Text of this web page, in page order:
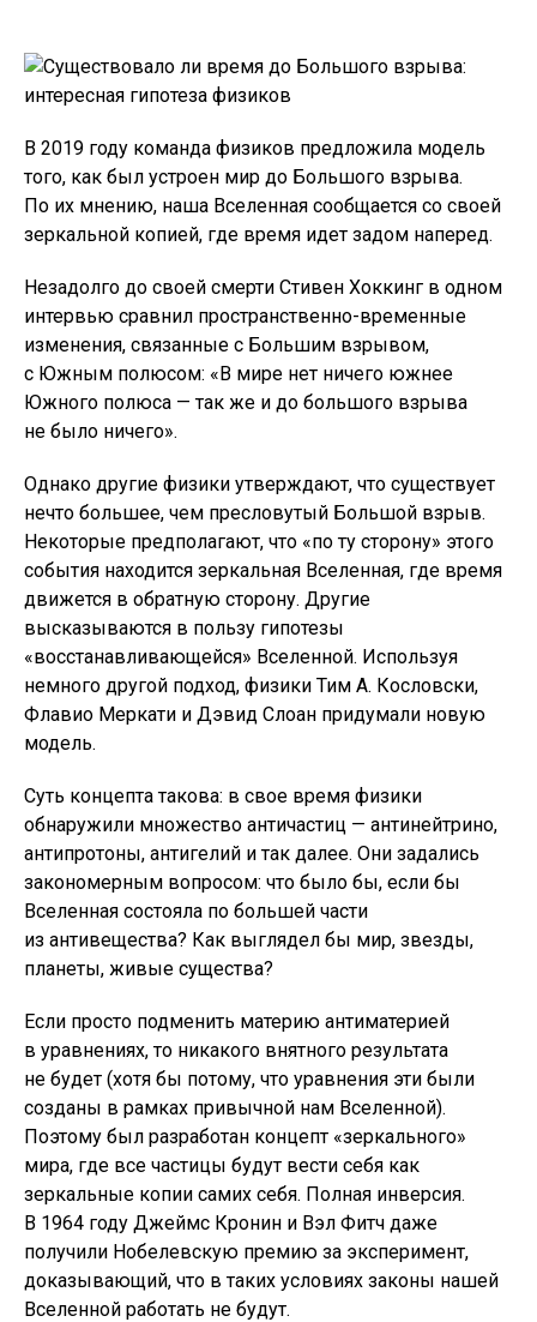
В 2019 году команда физиков предложила модель
того, как был устроен мир до Большого взрыва.
По их мнению, наша Вселенная сообщается со своей
зеркальной копией, где время идет задом наперед.
Незадолго до своей смерти Стивен Хоккинг в одном
интервью сравнил пространственно-временные
изменения, связанные с Большим взрывом,
с Южным полюсом: «В мире нет ничего южнее
Южного полюса — так же и до большого взрыва
не было ничего».
Однако другие физики утверждают, что существует
нечто большее, чем пресловутый Большой взрыв.
Некоторые предполагают, что «по ту сторону» этого
события находится зеркальная Вселенная, где время
движется в обратную сторону. Другие
высказываются в пользу гипотезы
«восстанавливающейся» Вселенной. Используя
немного другой подход, физики Тим А. Кословски,
Флавио Меркати и Дэвид Слоан придумали новую
модель.
Суть концепта такова: в свое время физики
обнаружили множество античастиц — антинейтрино,
антипротоны, антигелий и так далее. Они задались
закономерным вопросом: что было бы, если бы
Вселенная состояла по большей части
из антивещества? Как выглядел бы мир, звезды,
планеты, живые существа?
Если просто подменить материю антиматерией
в уравнениях, то никакого внятного результата
не будет (хотя бы потому, что уравнения эти были
созданы в рамках привычной нам Вселенной).
Поэтому был разработан концепт «зеркального»
мира, где все частицы будут вести себя как
зеркальные копии самих себя. Полная инверсия.
В 1964 году Джеймс Кронин и Вэл Фитч даже
получили Нобелевскую премию за эксперимент,
доказывающий, что в таких условиях законы нашей
Вселенной работать не будут.